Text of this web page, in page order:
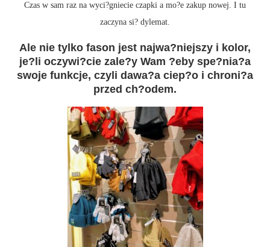
Czas w sam raz na wyci?gniecie czapki a mo?e zakup nowej. I tu
zaczyna si? dylemat.
Ale nie tylko fason jest najwa?niejszy i kolor,
je?li oczywi?cie zale?y Wam ?eby spe?nia?a
swoje funkcje, czyli dawa?a ciep?o i chroni?a
przed ch?odem.